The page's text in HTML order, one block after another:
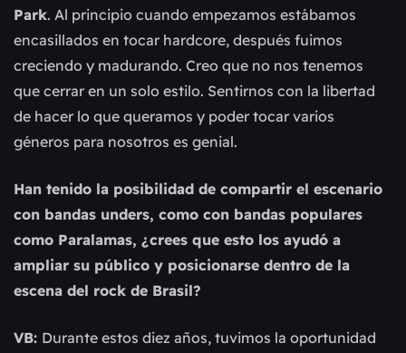
Park. Al principio cuando empezamos estábamos
encasillados en tocar hardcore, después fuimos
creciendo y madurando. Creo que no nos tenemos
que cerrar en un solo estilo. Sentirnos con la libertad
de hacer lo que queramos y poder tocar varios
géneros para nosotros es genial.
Han tenido la posibilidad de compartir el escenario
con bandas unders, como con bandas populares
como Paralamas, ¿crees que esto los ayudó a
ampliar su público y posicionarse dentro de la
escena del rock de Brasil?
VB: Durante estos diez años, tuvimos la oportunidad